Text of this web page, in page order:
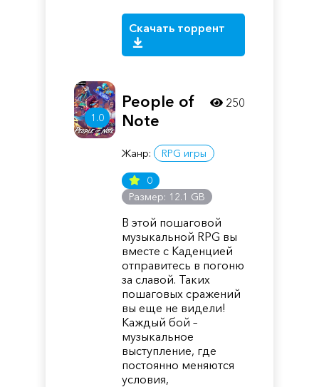
Скачать торрент
1.0
People of
Note
Жанр: RPG игры
0
Размер: 12.1 GB
В этой пошаговой
музыкальной RPG вы
вместе с Каденцией
отправитесь в погоню
за славой. Таких
пошаговых сражений
вы еще не видели!
Каждый бой –
музыкальное
выступление, где
постоянно меняются
условия,
250